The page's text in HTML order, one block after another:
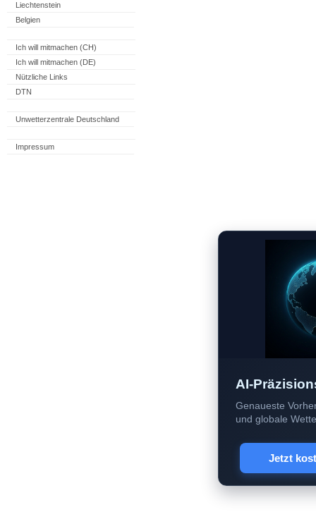
Liechtenstein
Belgien
Ich will mitmachen (CH)
Ich will mitmachen (DE)
Nützliche Links
DTN
Unwetterzentrale Deutschland
Impressum
AI-
Genaueste
und globale
Jetzt